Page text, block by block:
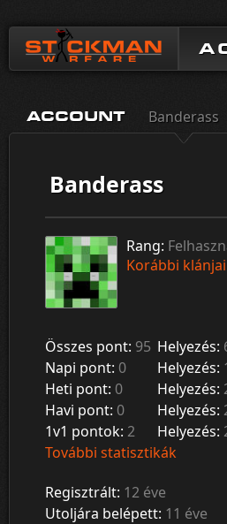
ACCOUNT Banderass
Banderass
Rang:
Korábbi klánjai
Összes pont: 95 Helyezés:
Napi pont: 0 Helyezés:
Heti pont: 0 Helyezés:
Havi pont: 0 Helyezés:
1v1 pontok: 2 Helyezés:
További statisztikák
Regisztrált: 12 éve
Utoljára belépett: 11 éve